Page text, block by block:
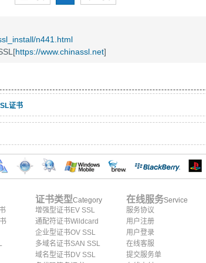
n441.html
https://www.chinassl.net]
证书
证书类型Category
增强型证书EV SSL
通配符证书Wildcard
企业型证书OV SSL
多域名证书SAN SSL
域名型证书DV SSL
在线服务Service
服务协议
用户注册
用户登录
在线客服
提交服务单